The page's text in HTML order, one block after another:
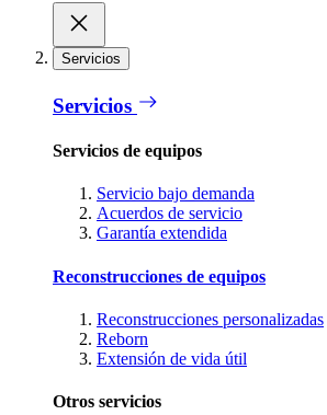
Servicios
Servicios
Servicios de equipos
Servicio bajo demanda
Acuerdos de servicio
Garantía extendida
Reconstrucciones de equipos
Reconstrucciones personalizadas
Reborn
Extensión de vida útil
Otros servicios